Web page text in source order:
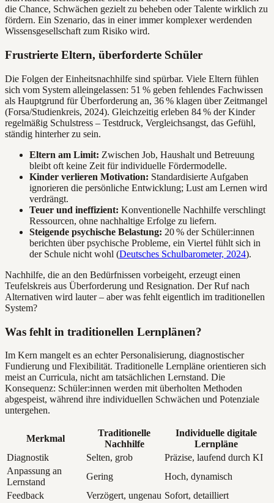
die Chance, Schwächen gezielt zu beheben oder Talente wirklich zu
fördern. Ein Szenario, das in einer immer komplexer werdenden
Wissensgesellschaft zum Risiko wird.
Frustrierte Eltern, überforderte Schüler
Die Folgen der Einheitsnachhilfe sind spürbar. Viele Eltern fühlen
sich vom System alleingelassen: 51 % geben fehlendes Fachwissen
als Hauptgrund für Überforderung an, 36 % klagen über Zeitmangel
(Forsa/Studienkreis, 2024). Gleichzeitig erleben 84 % der Kinder
regelmäßig Schulstress – Testdruck, Vergleichsangst, das Gefühl,
ständig hinterher zu sein.
Eltern am Limit: Zwischen Job, Haushalt und Betreuung
bleibt oft keine Zeit für individuelle Fördermodelle.
Kinder verlieren Motivation: Standardisierte Aufgaben
ignorieren die persönliche Entwicklung; Lust am Lernen wird
verdrängt.
Teuer und ineffizient: Konventionelle Nachhilfe verschlingt
Ressourcen, ohne nachhaltige Erfolge zu liefern.
Steigende psychische Belastung: 20 % der Schüler:innen
berichten über psychische Probleme, ein Viertel fühlt sich in
der Schule nicht wohl (Deutsches Schulbarometer, 2024).
Nachhilfe, die an den Bedürfnissen vorbeigeht, erzeugt einen
Teufelskreis aus Überforderung und Resignation. Der Ruf nach
Alternativen wird lauter – aber was fehlt eigentlich im traditionellen
System?
Was fehlt in traditionellen Lernplänen?
Im Kern mangelt es an echter Personalisierung, diagnostischer
Fundierung und Flexibilität. Traditionelle Lernpläne orientieren sich
meist an Curricula, nicht am tatsächlichen Lernstand. Die
Konsequenz: Schüler:innen werden mit überholten Methoden
abgespeist, während ihre individuellen Schwächen und Potenziale
untergehen.
Merkmal
Traditionelle
Nachhilfe
Individuelle digitale
Lernpläne
Diagnostik
Selten, grob
Präzise, laufend durch KI
Anpassung an
Lernstand
Gering
Hoch, dynamisch
Feedback
Verzögert, ungenau Sofort, detailliert